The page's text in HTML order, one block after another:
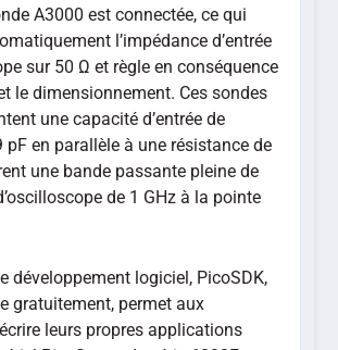
A3000 est connectée, ce qui
l’impédance d’entrée
sur 50 Ω et règle en conséquence
le dimensionnement. Ces sondes
une capacité d’entrée de
pF en parallèle à une résistance de
une bande passante pleine de
de 1 GHz à la pointe
développement logiciel, PicoSDK,
gratuitement, permet aux
leurs propres applications